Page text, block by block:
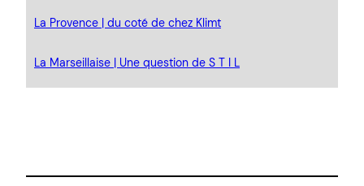
La Provence | du coté de chez Klimt
La Marseillaise | Une question de S T I L